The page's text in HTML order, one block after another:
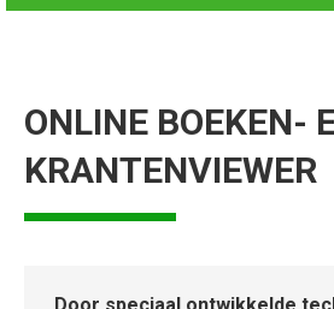
ONLINE BOEKEN-
KRANTENVIEWER
Door speciaal ontwikkelde